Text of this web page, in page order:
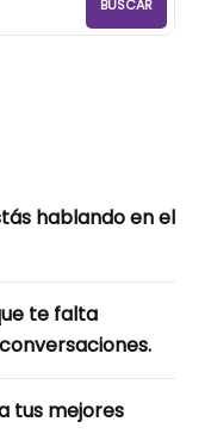
BUSCAR
hablando en el
te falta
tus mejores